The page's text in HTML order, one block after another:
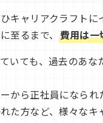
キャリアクラフトに
至るまで、費用は一
いても、過去のあ
から正社員になら
た方など、様々なキ